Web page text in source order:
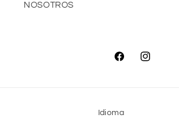
NOSOTROS
FacebookInstagram
Idioma